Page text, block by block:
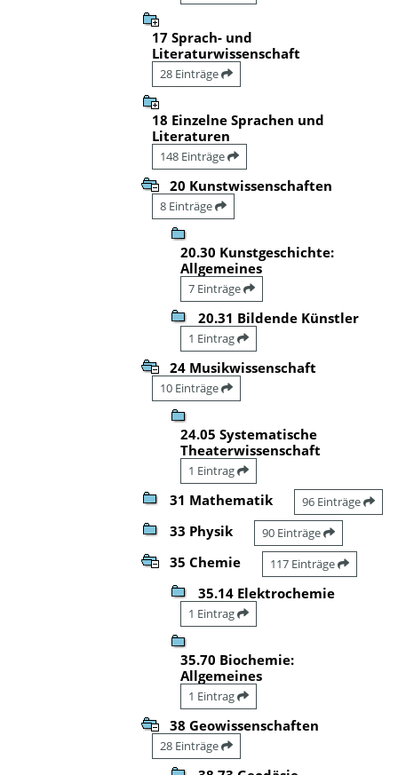
17 Sprach- und
Literaturwissenschaft
28 Einträge
18 Einzelne Sprachen und
Literaturen
148 Einträge
20 Kunstwissenschaften
8 Einträge
20.30 Kunstgeschichte:
Allgemeines
7 Einträge
20.31 Bildende Künstler
1 Eintrag
24 Musikwissenschaft
10 Einträge
24.05 Systematische
Theaterwissenschaft
1 Eintrag
31 Mathematik 96 Einträge
33 Physik 90 Einträge
35 Chemie 117 Einträge
35.14 Elektrochemie
1 Eintrag
35.70 Biochemie:
Allgemeines
1 Eintrag
38 Geowissenschaften
28 Einträge